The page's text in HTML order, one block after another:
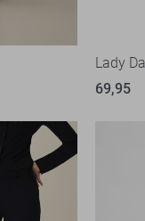
Lady
69,95